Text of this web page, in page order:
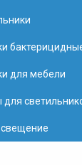
для мебели
для